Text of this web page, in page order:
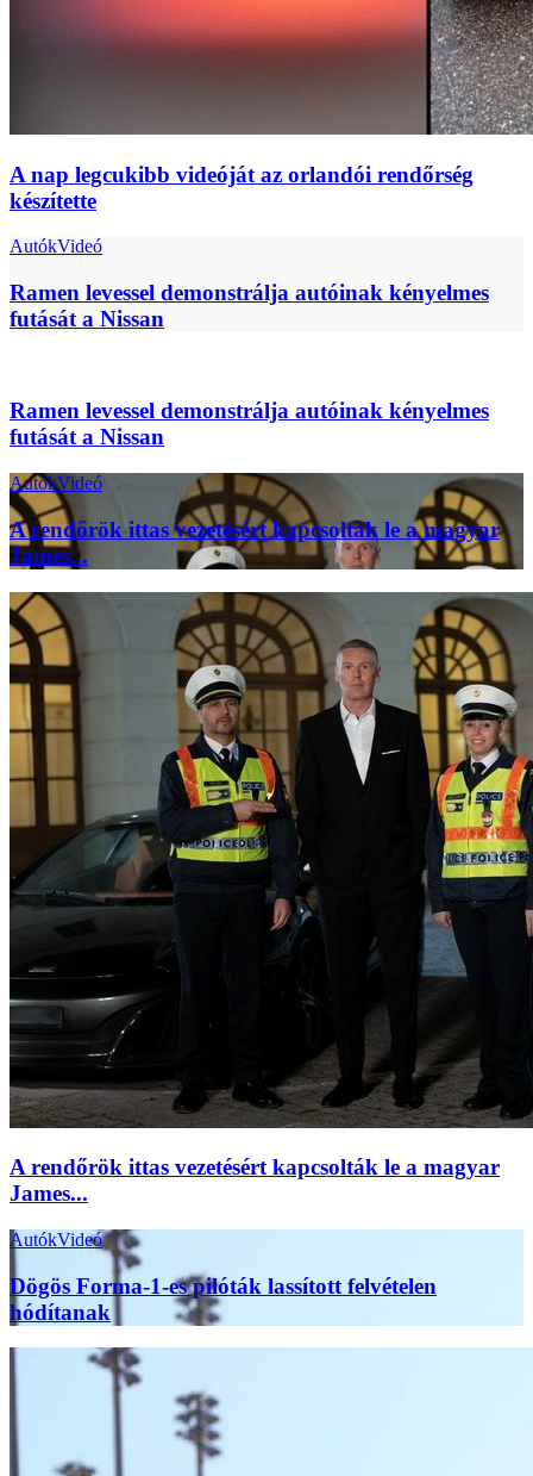
A nap legcukibb videóját az orlandói rendőrség
készítette
AutókVideó
Ramen levessel demonstrálja autóinak kényelmes
futását a Nissan
Ramen levessel demonstrálja autóinak kényelmes
futását a Nissan
AutókVideó
A rendőrök ittas vezetésért kapcsolták le a magyar
James...
A rendőrök ittas vezetésért kapcsolták le a magyar
James...
AutókVideó
Dögös Forma-1-es pilóták lassított felvételen
hódítanak